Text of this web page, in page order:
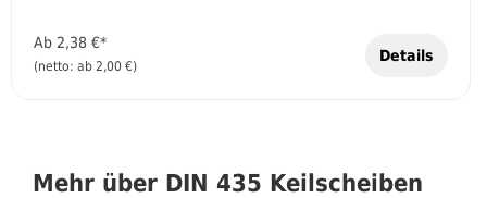
Ab 2,38 €*
(netto: ab 2,00 €)
Details
Mehr über DIN 435 Keilscheiben